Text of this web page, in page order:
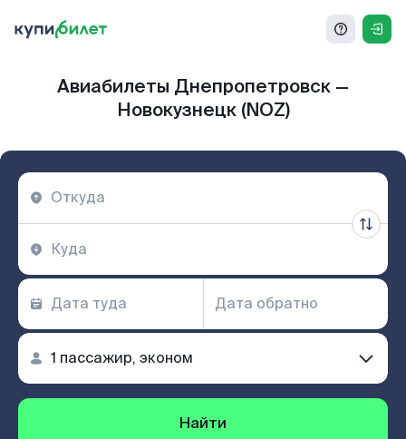
Авиабилеты Днепропетровск —
Новокузнецк (NOZ)
Найти